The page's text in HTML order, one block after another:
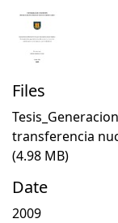
Files
transferencia
(4.98 MB)
Date
2009